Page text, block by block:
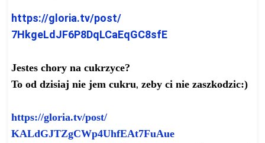
https://gloria.tv/post/
7HkgeLdJF6P8DqLCaEqGC8sfE
Jestes chory na cukrzyce?
To od dzisiaj nie jem cukru, zeby ci nie zaszkodzic:)
https://gloria.tv/post/
KALdGJTZgCWp4UhfEAt7FuAue